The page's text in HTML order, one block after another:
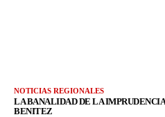
NOTICIAS REGIONALES
LA BANALIDAD DE LA
BENITEZ